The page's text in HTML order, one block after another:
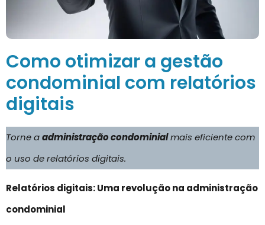
Como otimizar a gestão
condominial com relatórios
digitais
Torne aadministração condominialmais eficiente com
o uso de relatórios digitais.
Relatórios digitais: Uma revolução na administração
condominial